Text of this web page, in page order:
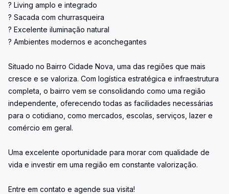
? Living amplo e integrado
? Sacada com churrasqueira
? Excelente iluminação natural
? Ambientes modernos e aconchegantes
Situado no Bairro Cidade Nova, uma das regiões que mais
cresce e se valoriza. Com logística estratégica e infraestrutura
completa, o bairro vem se consolidando como uma região
independente, oferecendo todas as facilidades necessárias
para o cotidiano, como mercados, escolas, serviços, lazer e
comércio em geral.
Uma excelente oportunidade para morar com qualidade de
vida e investir em uma região em constante valorização.
Entre em contato e agende sua visita!